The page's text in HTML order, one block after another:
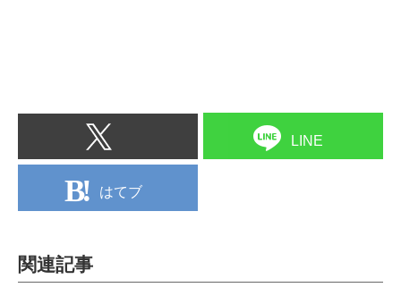
LINE
はてブ
関連記事